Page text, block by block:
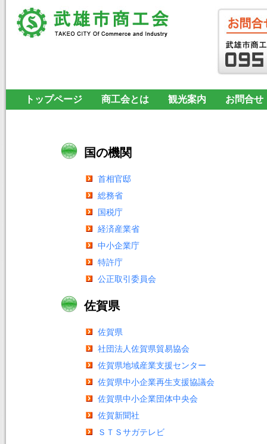
トップページ 商工会とは 観光案内 お問合せ
国の機関
首相官邸
総務省
国税庁
経済産業省
中小企業庁
特許庁
公正取引委員会
佐賀県
佐賀県
社団法人佐賀県貿易協会
佐賀県地域産業支援センター
佐賀県中小企業再生支援協議会
佐賀県中小企業団体中央会
佐賀新聞社
ＳＴＳサガテレビ